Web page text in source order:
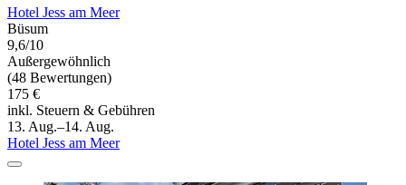
Hotel Jess am Meer
Büsum
9,6/10
Außergewöhnlich
(48 Bewertungen)
175 €
inkl. Steuern & Gebühren
13. Aug.–14. Aug.
Hotel Jess am Meer